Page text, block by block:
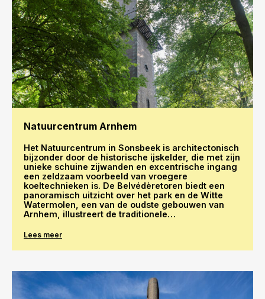
Natuurcentrum Arnhem
Het Natuurcentrum in Sonsbeek is architectonisch
bijzonder door de historische ijskelder, die met zijn
unieke schuine zijwanden en excentrische ingang
een zeldzaam voorbeeld van vroegere
koeltechnieken is. De Belvédèretoren biedt een
panoramisch uitzicht over het park en de Witte
Watermolen, een van de oudste gebouwen van
Arnhem, illustreert de traditionele
Lees meer